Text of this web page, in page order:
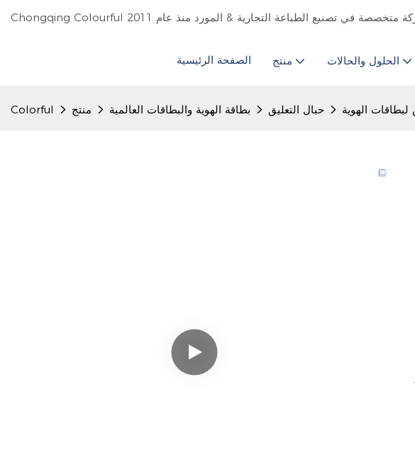
الصفحة الرئيسية منتج الحلول والحالات
Colorful منتج بطاقة الهوية والبطاقات العالمية حبال التعليق